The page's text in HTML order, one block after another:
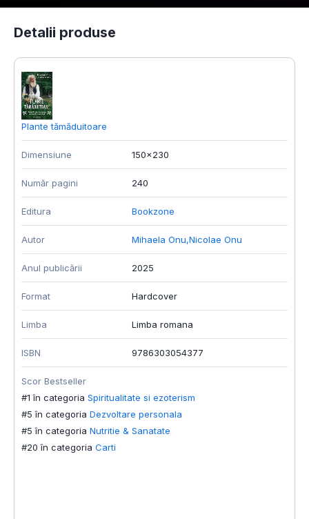
Detalii produse
Plante tămăduitoare
Dimensiune 150x230
Număr pagini 240
Editura Bookzone
Autor Mihaela Onu,Nicolae Onu
Anul publicării 2025
Format Hardcover
Limba Limba romana
ISBN 9786303054377
Scor Bestseller
#1 în categoria Spiritualitate si ezoterism
#5 în categoria Dezvoltare personala
#5 în categoria Nutritie & Sanatate
#20 în categoria Carti